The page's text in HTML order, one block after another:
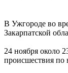
В Ужгороде во
Закарпатской
24 ноября около
происшествия